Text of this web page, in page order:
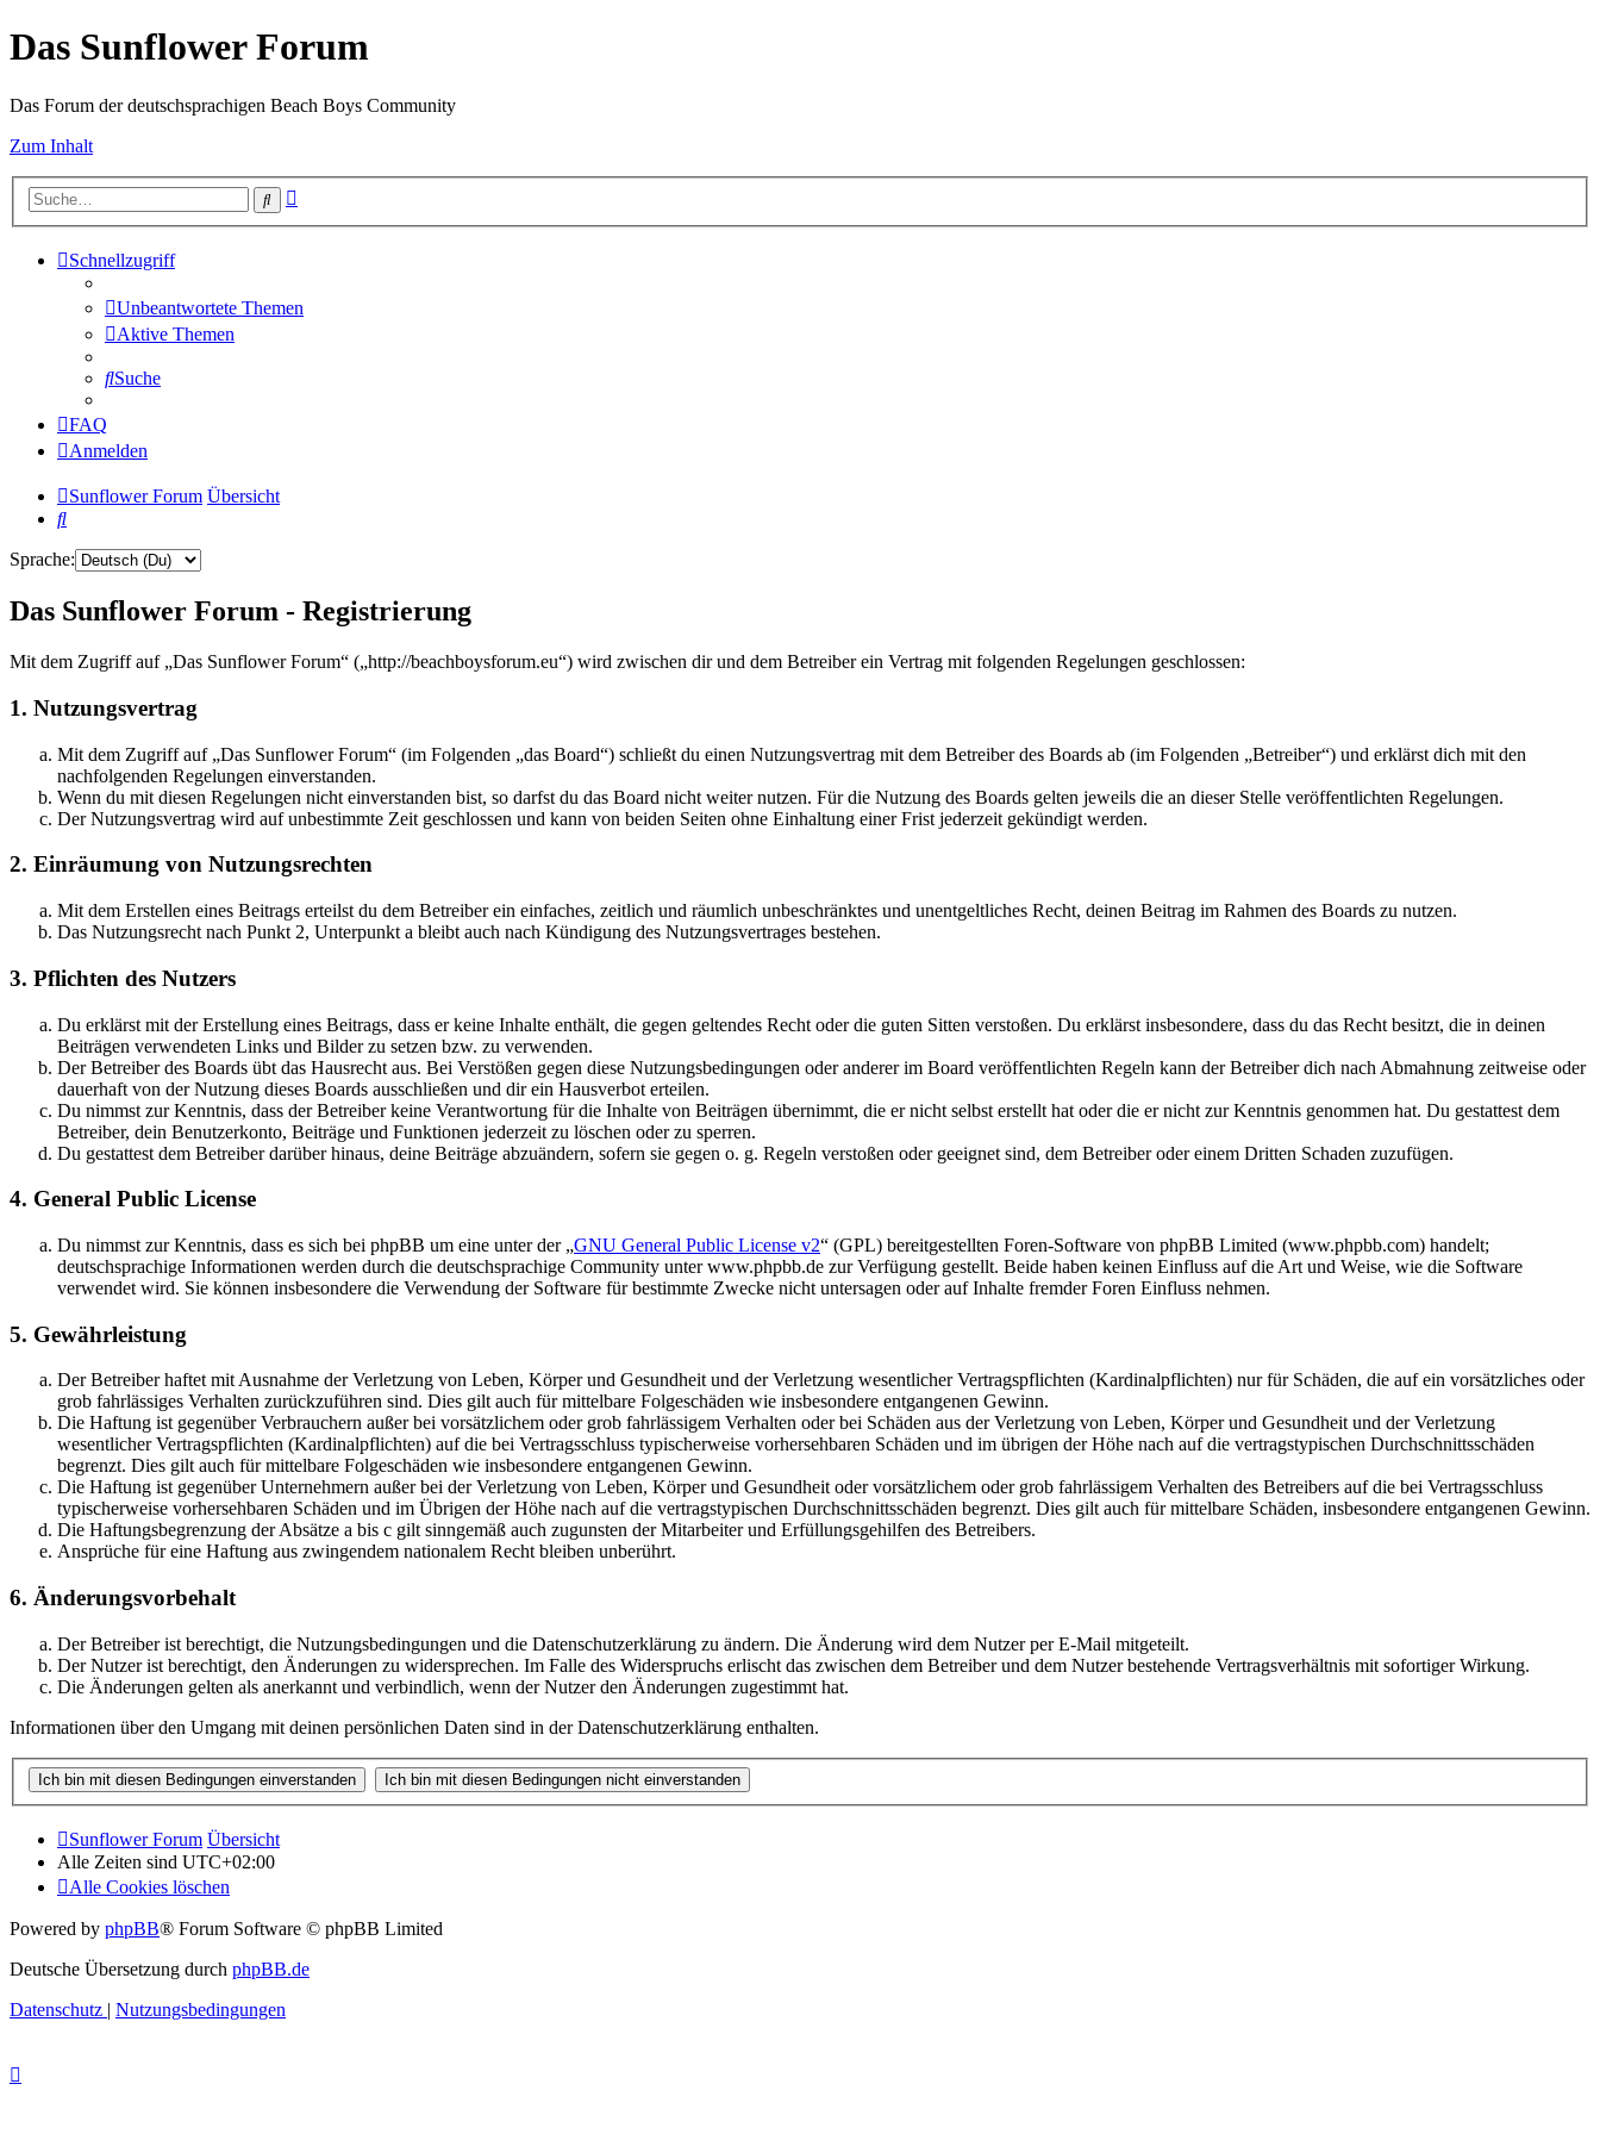
Das Sunflower Forum
Das Forum der deutschsprachigen Beach Boys Community
Zum Inhalt
Suche
Schnellzugriff
Unbeantwortete Themen
Aktive Themen
Suche
FAQ
Anmelden
Sunflower Forum Übersicht
Suche
Sprache:
Das Sunflower Forum - Registrierung
Mit dem Zugriff auf „Das Sunflower Forum“ („http://beachboysforum.eu“) wird zwischen dir und dem Betreiber ein Vertrag mit folgenden Regelungen geschlossen:
1. Nutzungsvertrag
Mit dem Zugriff auf „Das Sunflower Forum“ (im Folgenden „das Board“) schließt du einen Nutzungsvertrag mit dem Betreiber des Boards ab (im Folgenden „Betreiber“) und erklärst dich mit den
nachfolgenden Regelungen einverstanden.
Wenn du mit diesen Regelungen nicht einverstanden bist, so darfst du das Board nicht weiter nutzen. Für die Nutzung des Boards gelten jeweils die an dieser Stelle veröffentlichten Regelungen.
Der Nutzungsvertrag wird auf unbestimmte Zeit geschlossen und kann von beiden Seiten ohne Einhaltung einer Frist jederzeit gekündigt werden.
2. Einräumung von Nutzungsrechten
Mit dem Erstellen eines Beitrags erteilst du dem Betreiber ein einfaches, zeitlich und räumlich unbeschränktes und unentgeltliches Recht, deinen Beitrag im Rahmen des Boards zu nutzen.
Das Nutzungsrecht nach Punkt 2, Unterpunkt a bleibt auch nach Kündigung des Nutzungsvertrages bestehen.
3. Pflichten des Nutzers
Du erklärst mit der Erstellung eines Beitrags, dass er keine Inhalte enthält, die gegen geltendes Recht oder die guten Sitten verstoßen. Du erklärst insbesondere, dass du das Recht besitzt, die in deinen
Beiträgen verwendeten Links und Bilder zu setzen bzw. zu verwenden.
Der Betreiber des Boards übt das Hausrecht aus. Bei Verstößen gegen diese Nutzungsbedingungen oder anderer im Board veröffentlichten Regeln kann der Betreiber dich nach Abmahnung zeitweise oder
dauerhaft von der Nutzung dieses Boards ausschließen und dir ein Hausverbot erteilen.
Du nimmst zur Kenntnis, dass der Betreiber keine Verantwortung für die Inhalte von Beiträgen übernimmt, die er nicht selbst erstellt hat oder die er nicht zur Kenntnis genommen hat. Du gestattest dem
Betreiber, dein Benutzerkonto, Beiträge und Funktionen jederzeit zu löschen oder zu sperren.
Du gestattest dem Betreiber darüber hinaus, deine Beiträge abzuändern, sofern sie gegen o. g. Regeln verstoßen oder geeignet sind, dem Betreiber oder einem Dritten Schaden zuzufügen.
4. General Public License
Du nimmst zur Kenntnis, dass es sich bei phpBB um eine unter der „GNU General Public License v2“ (GPL) bereitgestellten Foren-Software von phpBB Limited (www.phpbb.com) handelt;
deutschsprachige Informationen werden durch die deutschsprachige Community unter www.phpbb.de zur Verfügung gestellt. Beide haben keinen Einfluss auf die Art und Weise, wie die Software
verwendet wird. Sie können insbesondere die Verwendung der Software für bestimmte Zwecke nicht untersagen oder auf Inhalte fremder Foren Einfluss nehmen.
5. Gewährleistung
Der Betreiber haftet mit Ausnahme der Verletzung von Leben, Körper und Gesundheit und der Verletzung wesentlicher Vertragspflichten (Kardinalpflichten) nur für Schäden, die auf ein vorsätzliches oder
grob fahrlässiges Verhalten zurückzuführen sind. Dies gilt auch für mittelbare Folgeschäden wie insbesondere entgangenen Gewinn.
Die Haftung ist gegenüber Verbrauchern außer bei vorsätzlichem oder grob fahrlässigem Verhalten oder bei Schäden aus der Verletzung von Leben, Körper und Gesundheit und der Verletzung
wesentlicher Vertragspflichten (Kardinalpflichten) auf die bei Vertragsschluss typischerweise vorhersehbaren Schäden und im übrigen der Höhe nach auf die vertragstypischen Durchschnittsschäden
begrenzt. Dies gilt auch für mittelbare Folgeschäden wie insbesondere entgangenen Gewinn.
Die Haftung ist gegenüber Unternehmern außer bei der Verletzung von Leben, Körper und Gesundheit oder vorsätzlichem oder grob fahrlässigem Verhalten des Betreibers auf die bei Vertragsschluss
typischerweise vorhersehbaren Schäden und im Übrigen der Höhe nach auf die vertragstypischen Durchschnittsschäden begrenzt. Dies gilt auch für mittelbare Schäden, insbesondere entgangenen Gewinn.
Die Haftungsbegrenzung der Absätze a bis c gilt sinngemäß auch zugunsten der Mitarbeiter und Erfüllungsgehilfen des Betreibers.
Ansprüche für eine Haftung aus zwingendem nationalem Recht bleiben unberührt.
6. Änderungsvorbehalt
Der Betreiber ist berechtigt, die Nutzungsbedingungen und die Datenschutzerklärung zu ändern. Die Änderung wird dem Nutzer per E-Mail mitgeteilt.
Der Nutzer ist berechtigt, den Änderungen zu widersprechen. Im Falle des Widerspruchs erlischt das zwischen dem Betreiber und dem Nutzer bestehende Vertragsverhältnis mit sofortiger Wirkung.
Die Änderungen gelten als anerkannt und verbindlich, wenn der Nutzer den Änderungen zugestimmt hat.
Informationen über den Umgang mit deinen persönlichen Daten sind in der Datenschutzerklärung enthalten.
Sunflower Forum Übersicht
Alle Zeiten sind UTC+02:00
Alle Cookies löschen
Powered by phpBB® Forum Software © phpBB Limited
Deutsche Übersetzung durch phpBB.de
Datenschutz | Nutzungsbedingungen